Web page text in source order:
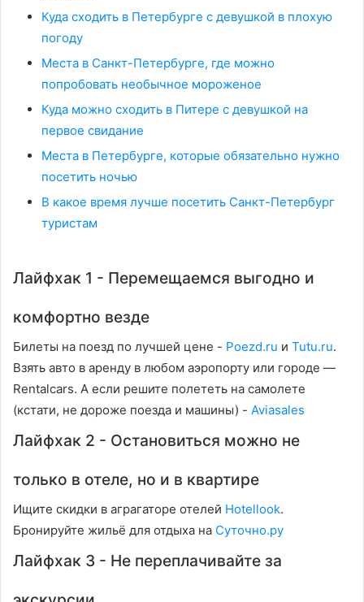
Куда сходить в Петербурге с девушкой в плохую
погоду
Места в Санкт-Петербурге, где можно
попробовать необычное мороженое
Куда можно сходить в Питере с девушкой на
первое свидание
Места в Петербурге, которые обязательно нужно
посетить ночью
В какое время лучше посетить Санкт-Петербург
туристам
Лайфхак 1 - Перемещаемся выгодно и
комфортно везде
Билеты на поезд по лучшей цене - Poezd.ru и Tutu.ru.
Взять авто в аренду в любом аэропорту или городе —
Rentalcars. А если решите полететь на самолете
(кстати, не дороже поезда и машины) - Aviasales
Лайфхак 2 - Остановиться можно не
только в отеле, но и в квартире
Ищите скидки в аграгаторе отелей Hotellook.
Бронируйте жильё для отдыха на Суточно.ру
Лайфхак 3 - Не переплачивайте за